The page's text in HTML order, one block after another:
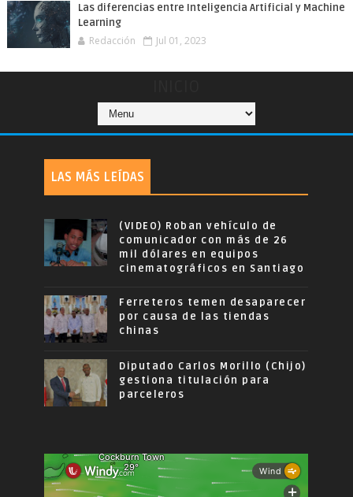
Las diferencias entre Inteligencia Artificial y Machine
Learning
Redacción Jul 01, 2023
LAS MÁS LEÍDAS
(VIDEO) Roban vehículo de
comunicador con más de 26
mil dólares en equipos
cinematográficos en Santiago
Ferreteros temen desaparecer
por causa de las tiendas
chinas
Diputado Carlos Morillo (Chijo)
gestiona titulación para
parceleros